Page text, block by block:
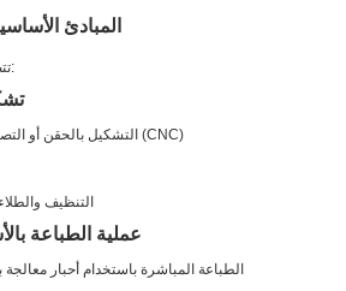
2. المبادئ
تتضمن عملية الإنتاج عادةً ما يلي:
التشكيل بالحقن أو التصنيع باستخدام الحاسوب (CNC)
التنظيف
عملية الطباعة
الطباعة المباشرة باستخدام أحبار